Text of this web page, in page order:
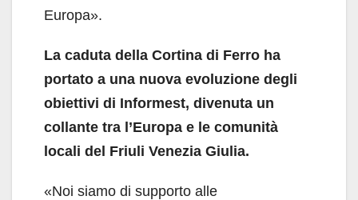
Europa».
La caduta della Cortina di Ferro ha
portato a una nuova evoluzione degli
obiettivi di Informest, divenuta un
collante tra l’Europa e le comunità
locali del Friuli Venezia Giulia.
«Noi siamo di supporto alle